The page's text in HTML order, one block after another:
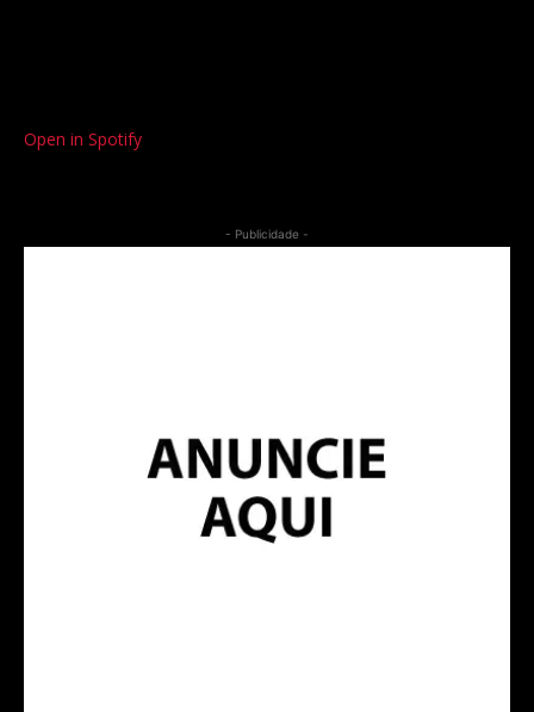
Open in Spotify
- Publicidade -